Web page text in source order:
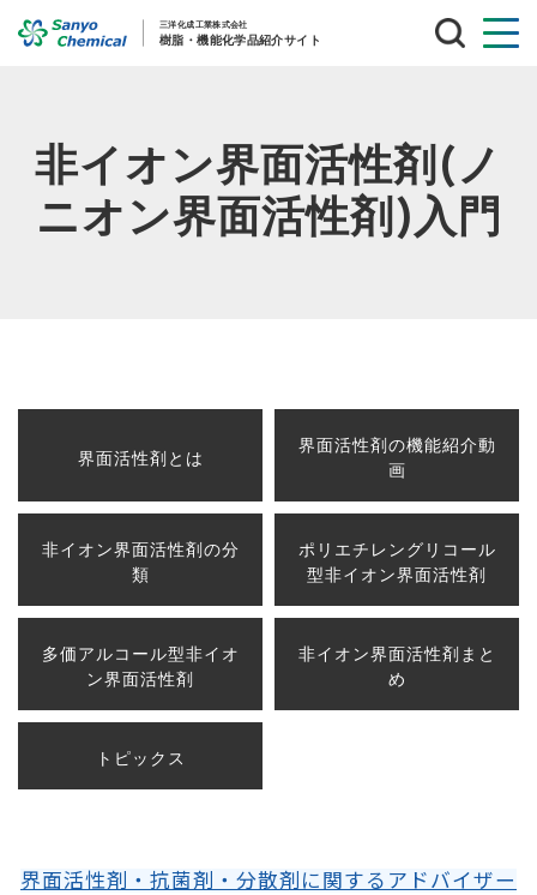
索
非イオン界面活性剤(ノ
ニオン界面活性剤)入門
界面活性剤とは
界面活性剤の機能紹介動
画
非イオン界面活性剤の分
類
ポリエチレングリコール
型非イオン界面活性剤
多価アルコール型非イオ
ン界面活性剤
非イオン界面活性剤まと
め
トピックス
界面活性剤・抗菌剤・分散剤に関するアドバイザー